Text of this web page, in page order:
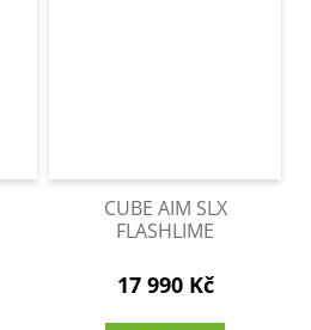
CUBE AIM SLX
FLASHLIME
17 990 Kč